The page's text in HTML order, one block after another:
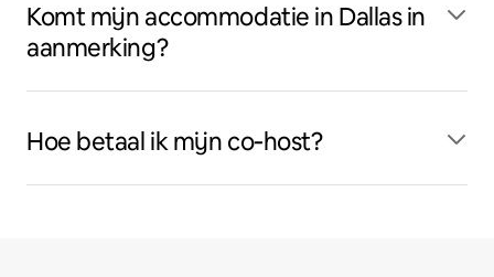
Komt mijn accommodatie in Dallas in
aanmerking?
Hoe betaal ik mijn co‑host?